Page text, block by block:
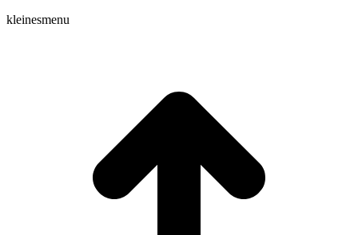
kleinesmenu